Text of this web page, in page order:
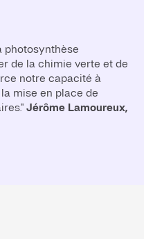
photosynthèse
de la chimie verte et de
notre capacité à
mise en place de
Jérôme Lamoureux,